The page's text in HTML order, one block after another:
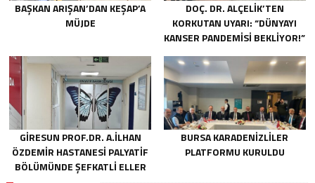
BAŞKAN ARIŞAN’DAN KEŞAP’A
MÜJDE
DOÇ. DR. ALÇELIK’TEN
KORKUTAN UYARI: “DÜNYAYI
KANSER PANDEMISI BEKLIYOR!”
GIRESUN PROF.DR. A.İLHAN
ÖZDEMIR HASTANESI PALYATIF
BÖLÜMÜNDE ŞEFKATLI ELLER
BURSA KARADENIZLILER
PLATFORMU KURULDU